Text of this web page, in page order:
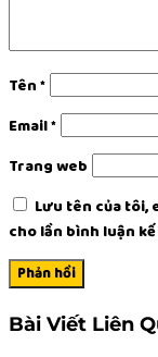
Tên*
Email*
Trang web
Lưu tên của tôi,
cho lần bình luận
Bài Viết Liên